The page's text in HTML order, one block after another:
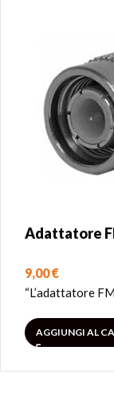
Adattatore
9,00€
“L’adattatore
AGGIUNGI AL